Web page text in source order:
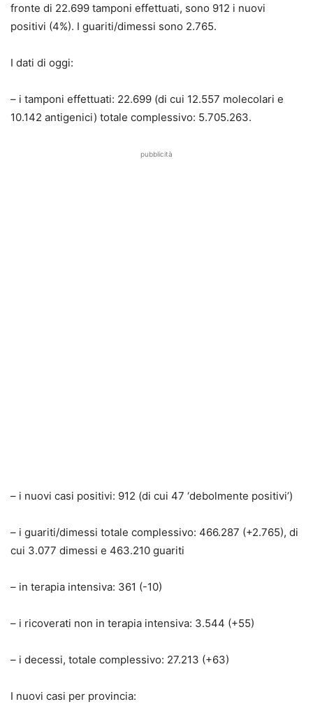
fronte di 22.699 tamponi effettuati, sono 912 i nuovi
positivi (4%). I guariti/dimessi sono 2.765.
I dati di oggi:
– i tamponi effettuati: 22.699 (di cui 12.557 molecolari e
10.142 antigenici) totale complessivo: 5.705.263.
pubblicità
– i nuovi casi positivi: 912 (di cui 47 ‘debolmente positivi’)
– i guariti/dimessi totale complessivo: 466.287 (+2.765), di
cui 3.077 dimessi e 463.210 guariti
– in terapia intensiva: 361 (-10)
– i ricoverati non in terapia intensiva: 3.544 (+55)
– i decessi, totale complessivo: 27.213 (+63)
I nuovi casi per provincia: